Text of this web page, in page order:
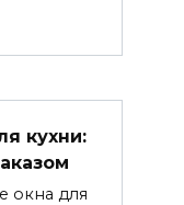
кухни:
окна для